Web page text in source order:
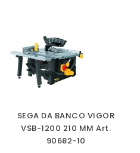
SEGA DA BANCO VIGOR
VSB-1200 210 MM Art.
90682-10